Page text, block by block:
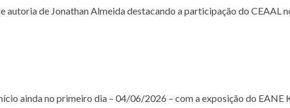
autoria de Jonathan Almeida destacando a participação do CEAAL
ainda no primeiro dia – 04/06/2026 – com a exposição do EANE